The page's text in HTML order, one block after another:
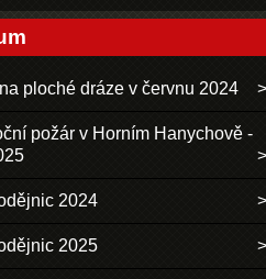
ploché dráze v červnu 2024
požár v Horním Hanychově -
2024
2025